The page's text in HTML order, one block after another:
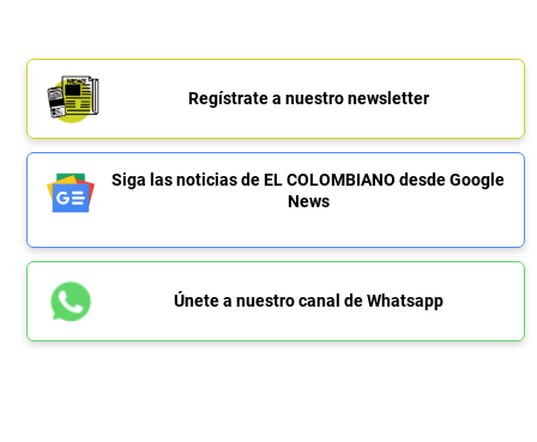
Regístrate a nuestro newsletter
Siga las noticias de EL COLOMBIANO desde Google
News
Únete a nuestro canal de Whatsapp